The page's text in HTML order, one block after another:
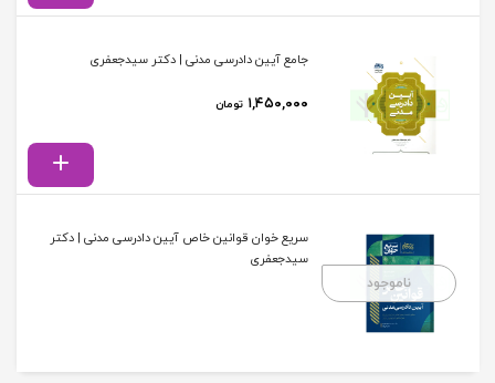
جامع آیین دادرسی مدنی | دکتر سیدجعفری
۱,۴۵۰,۰۰۰ تومان
ناموجود
سریع خوان قوانین خاص آیین دادرسی مدنی | دکتر
سیدجعفری